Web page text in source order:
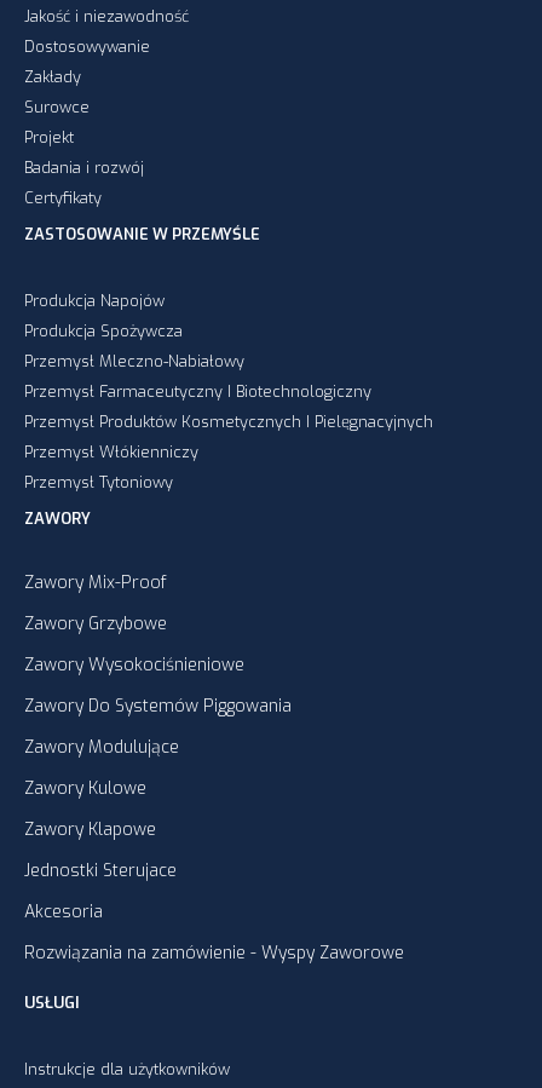
Jakość i niezawodność
Dostosowywanie
Zakłady
Surowce
Projekt
Badania i rozwój
Certyfikaty
ZASTOSOWANIE W PRZEMYŚLE
Produkcja Napojów
Produkcja Spożywcza
Przemysł Mleczno-Nabiałowy
Przemysł Farmaceutyczny I Biotechnologiczny
Przemysł Produktów Kosmetycznych I Pielęgnacyjnych
Przemysł Włókienniczy
Przemysł Tytoniowy
ZAWORY
Zawory Mix-Proof
Zawory Grzybowe
Zawory Wysokociśnieniowe
Zawory Do Systemów Piggowania
Zawory Modulujące
Zawory Kulowe
Zawory Klapowe
Jednostki Sterujace
Akcesoria
Rozwiązania na zamówienie - Wyspy Zaworowe
USŁUGI
Instrukcje dla użytkowników